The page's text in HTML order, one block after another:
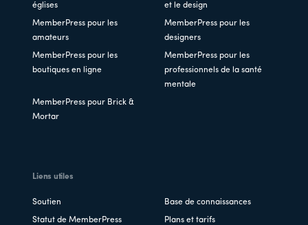
églises
et le design
MemberPress pour les
amateurs
MemberPress pour les
designers
MemberPress pour les
boutiques en ligne
MemberPress pour les
professionnels de la santé
mentale
MemberPress pour Brick &
Mortar
Liens utiles
Soutien Base de connaissances
Statut de MemberPress Plans et tarifs